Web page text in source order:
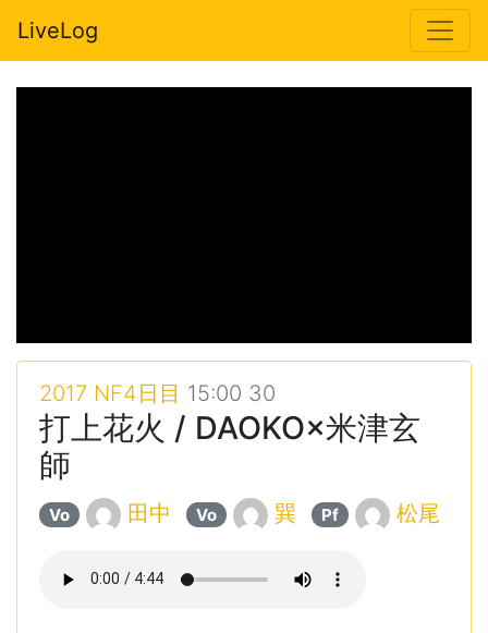
LiveLog
2017 NF4日目 15:00 30
打上花火 / DAOKO×米津玄
師
Vo 田中 Vo 巽 Pf 松尾